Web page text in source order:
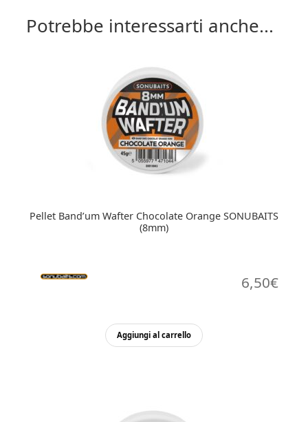
Potrebbe interessarti anche...
Pellet Band’um Wafter Chocolate Orange SONUBAITS
(8mm)
6,50€
Aggiungi al carrello